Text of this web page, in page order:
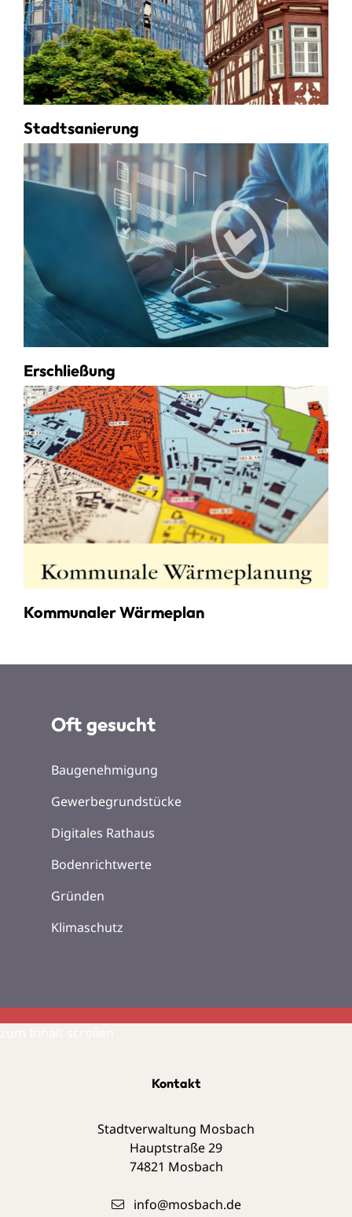
Stadtsanierung
Erschließung
Kommunaler Wärmeplan
Oft gesucht
Baugenehmigung
Gewerbegrundstücke
Digitales Rathaus
Bodenrichtwerte
Gründen
Klimaschutz
Kontakt
Stadtverwaltung Mosbach
Hauptstraße 29
74821 Mosbach
info@mosbach.de